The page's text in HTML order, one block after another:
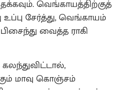
வெங்காயத்திற்குத்
சேர்த்து, வெங்காயம்
வைத்த ராகி
மாவு கொஞ்சம்